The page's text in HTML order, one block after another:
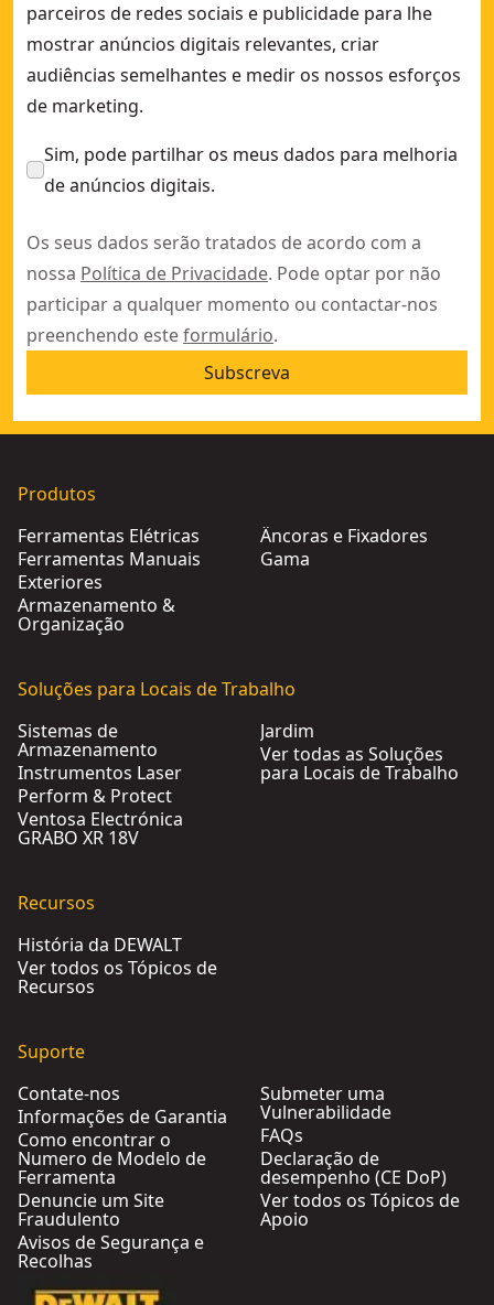
parceiros de redes sociais e publicidade para lhe
mostrar anúncios digitais relevantes, criar
audiências semelhantes e medir os nossos esforços
de marketing.
Sim, pode partilhar os meus dados para melhoria
de anúncios digitais.
Os seus dados serão tratados de acordo com a
nossa Política de Privacidade. Pode optar por não
participar a qualquer momento ou contactar-nos
preenchendo esteformulário.
Subscreva
Produtos
Ferramentas Elétricas
Ferramentas Manuais
Exteriores
Armazenamento &
Organização
Âncoras e Fixadores
Gama
Soluções para Locais de Trabalho
Sistemas de
Armazenamento
Instrumentos Laser
Perform & Protect
Ventosa Electrónica
GRABO XR 18V
Jardim
Ver todas as Soluções
para Locais de Trabalho
Recursos
História da DEWALT
Ver todos os Tópicos de
Recursos
Suporte
Contate-nos
Informações de Garantia
Como encontrar o
Numero de Modelo de
Ferramenta
Denuncie um Site
Fraudulento
Avisos de Segurança e
Recolhas
Submeter uma
Vulnerabilidade
FAQs
Declaração de
desempenho (CE DoP)
Ver todos os Tópicos de
Apoio